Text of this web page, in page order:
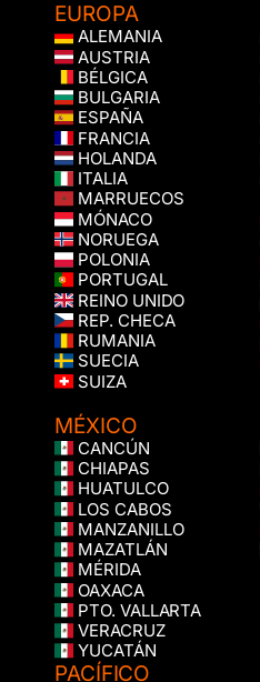
EUROPA
ALEMANIA
AUSTRIA
BÉLGICA
BULGARIA
ESPAÑA
FRANCIA
HOLANDA
ITALIA
MARRUECOS
MÓNACO
NORUEGA
POLONIA
PORTUGAL
REINO UNIDO
REP. CHECA
RUMANIA
SUECIA
SUIZA
MÉXICO
CANCÚN
CHIAPAS
HUATULCO
LOS CABOS
MANZANILLO
MAZATLÁN
MÉRIDA
OAXACA
PTO. VALLARTA
VERACRUZ
YUCATÁN
PACÍFICO